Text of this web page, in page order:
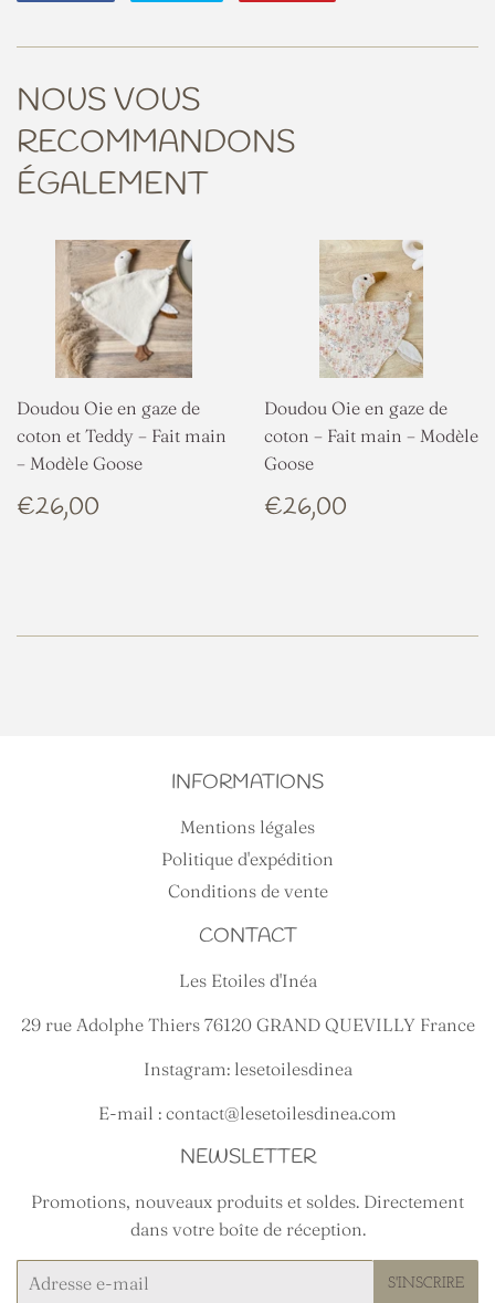
NOUS VOUS
RECOMMANDONS
ÉGALEMENT
Doudou Oie en gaze de
coton et Teddy – Fait main
– Modèle Goose
PRIX
RÉGULIER
€26,00
Doudou Oie en gaze de
coton – Fait main – Modèle
Goose
PRIX
RÉGULIER
€26,00
INFORMATIONS
Mentions légales
Politique d'expédition
Conditions de vente
CONTACT
Les Etoiles d'Inéa
29 rue Adolphe Thiers 76120 GRAND QUEVILLY France
Instagram: lesetoilesdinea
E-mail : contact@lesetoilesdinea.com
NEWSLETTER
Promotions, nouveaux produits et soldes. Directement
dans votre boîte de réception.
mails
S'INSCRIRE